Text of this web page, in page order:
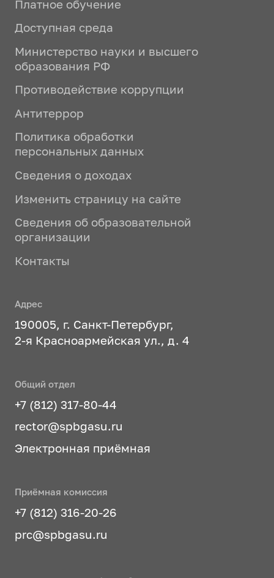
Платное обучение
Доступная среда
Министерство науки и высшего
образования РФ
Противодействие коррупции
Антитеррор
Политика обработки
персональных данных
Сведения о доходах
Изменить страницу на сайте
Сведения об образовательной
организации
Контакты
Адрес
190005, г. Санкт-Петербург,
2-я Красноармейская ул., д. 4
Общий отдел
+7 (812) 317-80-44
rector@spbgasu.ru
Электронная приёмная
Приёмная комиссия
+7 (812) 316-20-26
prc@spbgasu.ru